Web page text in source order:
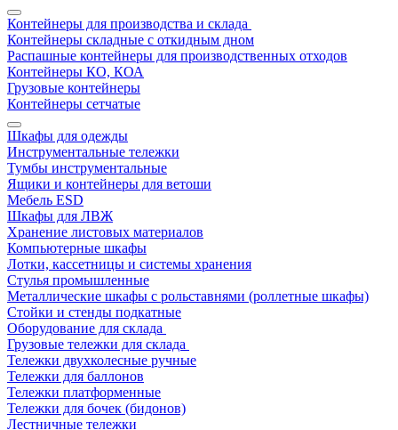
Контейнеры для производства и склада
Контейнеры складные с откидным дном
Распашные контейнеры для производственных отходов
Контейнеры КО, КОА
Грузовые контейнеры
Контейнеры сетчатые
Шкафы для одежды
Инструментальные тележки
Тумбы инструментальные
Ящики и контейнеры для ветоши
Мебель ESD
Шкафы для ЛВЖ
Хранение листовых материалов
Компьютерные шкафы
Лотки, кассетницы и системы хранения
Стулья промышленные
Металлические шкафы с рольставнями (роллетные шкафы)
Стойки и стенды подкатные
Оборудование для склада
Грузовые тележки для склада
Тележки двухколесные ручные
Тележки для баллонов
Тележки платформенные
Тележки для бочек (бидонов)
Лестничные тележки